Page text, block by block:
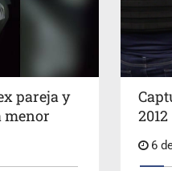
pareja y
menor
2012
6